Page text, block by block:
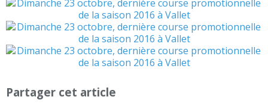
Partager cet article